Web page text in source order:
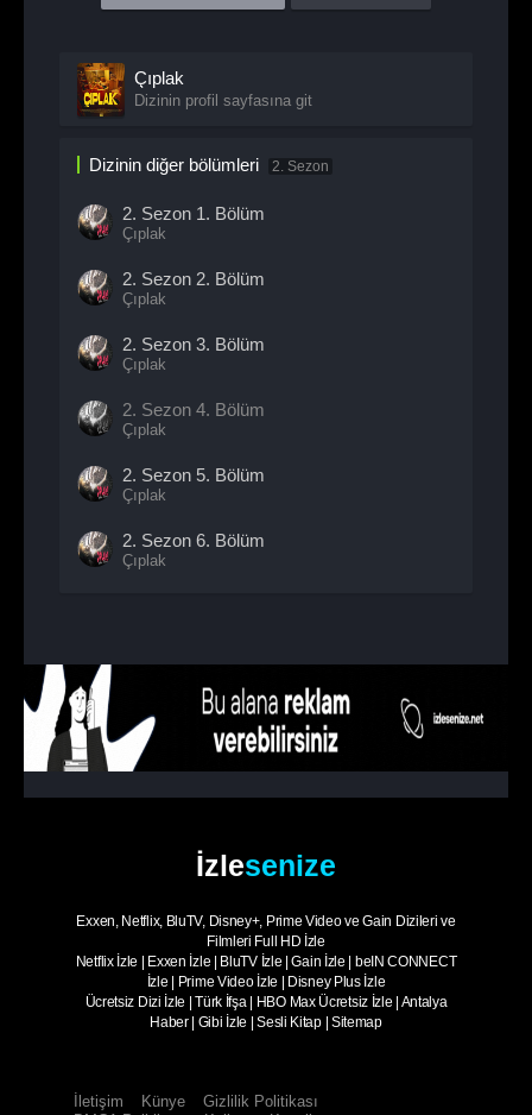
Çıplak
Dizinin profil sayfasına git
Dizinin diğer bölümleri 2. Sezon
2. Sezon 1. Bölüm
Çıplak
2. Sezon 2. Bölüm
Çıplak
2. Sezon 3. Bölüm
Çıplak
2. Sezon 4. Bölüm
Çıplak
2. Sezon 5. Bölüm
Çıplak
2. Sezon 6. Bölüm
Çıplak
2. Sezon8. Bölüm
2. Sezon 9. Bölüm- Sezon Finali
Çıplak
İzlesenize
Exxen, Netflix, BluTV, Disney+, Prime Video ve Gain Dizileri ve
Filmleri Full HD İzle
Netflix İzle | Exxen İzle | BluTV İzle |Gain İzle | beIN CONNECT
İzle | Prime Video İzle | Disney Plus İzle
Ücretsiz Dizi İzle |Türk İfşa | HBO Max Ücretsiz İzle | Antalya
Haber| Gibi İzle |Sesli Kitap| Sitemap
İletişim Künye
Gizlilik Politikası